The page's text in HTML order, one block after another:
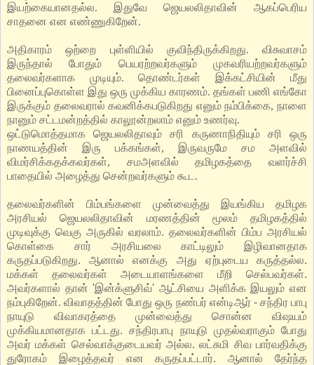
இயற்கையானதல்ல. இதுவே ஜெயலலிதாவின் ஆகப்பெரிய
சாதனை என எண்ணுகிறேன்.
அதிகாரம் ஒற்றை புள்ளியில் குவிந்திருக்கிறது. விசுவாசம்
இருந்தால் போதும் பெயரற்றவர்களும் முகவரியற்றவர்களும்
தலைவர்களாக முடியும். தொண்டர்கள் இக்கட்சியின் மீது
பினைப்புகொள்ள இது ஒரு முக்கிய காரணம். தங்கள் பணி எங்கோ
இருக்கும் தலைவரால் கவனிக்கபடுகிறது எனும் நம்பிக்கை, நாளை
நானும் சட்டமன்றத்தில் காலூன்றலாம் எனும் உணர்வு.
ஒட்டுமொத்தமாக ஜெயலலிதாவும் சரி கருணாநிதியும் சரி ஒரு
நாணயத்தின் இரு பக்கங்கள், இருவருமே சம அளவில்
விமர்சிக்கதக்கவர்கள், சமஅளவில் தமிழகத்தை வளர்ச்சி
பாதையில் அழைத்து சென்றவர்களும் கூட.
தலைவர்களின் பிம்பங்களை முன்வைத்து இயங்கிய தமிழக
அரசியல் ஜெயலலிதாவின் மரணத்தின் மூலம் தமிழகத்தில்
முடிவுக்கு வெகு அருகில் வரலாம். தலைவர்களின் பிம்ப அரசியல்
கொள்கை சார் அரசியலை காட்டிலும் இழிவானதாக
கருதப்படுகிறது. ஆனால் எனக்கு அது ஏற்புடைய கருத்தல்ல.
மக்கள் தலைவர்கள் அடையாளங்களை மீறி செல்பவர்கள்.
அவர்களால் தான் 'இன்க்ளுசிவ்' ஆட்சியை அளிக்க இயலும் என
நம்புகிறேன். விவாதத்தின் போது ஒரு நண்பர் என்டிஆர் - சந்திர பாபு
நாயுடு விவாகரத்தை முன்வைத்து சொன்ன விஷயம்
முக்கியமானதாக பட்டது. சந்திரபாபு நாயுடு முதல்வராகும் போது
அவர் மக்கள் செல்வாக்குடையவர் அல்ல. லட்சுமி சிவ பார்வதிக்கு
துரோகம் இழைத்தவர் என கருதப்பட்டார். ஆனால் தேர்ந்த